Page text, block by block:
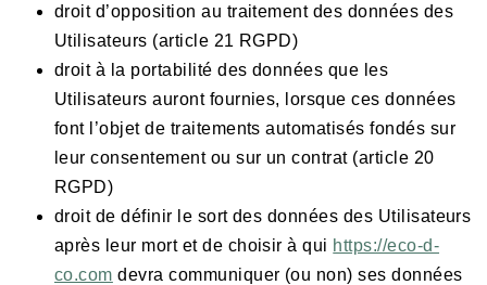
droit d’opposition au traitement des données des
Utilisateurs (article 21 RGPD)
droit à la portabilité des données que les
Utilisateurs auront fournies, lorsque ces données
font l’objet de traitements automatisés fondés sur
leur consentement ou sur un contrat (article 20
RGPD)
droit de définir le sort des données des Utilisateurs
après leur mort et de choisir à qui https://eco-d-
co.com devra communiquer (ou non) ses données